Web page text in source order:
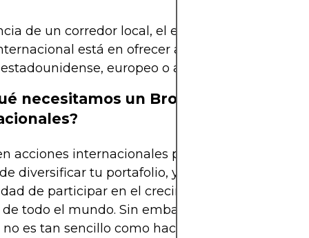
de un corredor local, el enfoque principal de
está en ofrecer acceso a mercados
europeo o asiático.
necesitamos un Broker de Acciones
acciones internacionales puede ser una
diversificar tu portafolio, ya que te brinda la
de participar en el crecimiento de
de todo el mundo. Sin embargo, operar en
es tan sencillo como hacerlo en el mercado